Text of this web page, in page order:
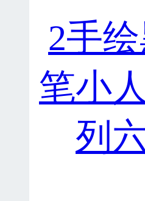
2手
笔小
列